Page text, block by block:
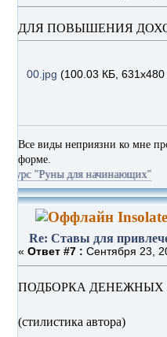
ДЛЯ ПОВЫШЕНИЯ
00.jpg (100.03 КБ,
Все виды неприязни ко мне
форме.
для начинающих"
Insolate
Re: Ставы для
«Ответ #7 : Сентября 23,
ПОДБОРКА ДЕНЕЖНЫХ
(стилистика автора)